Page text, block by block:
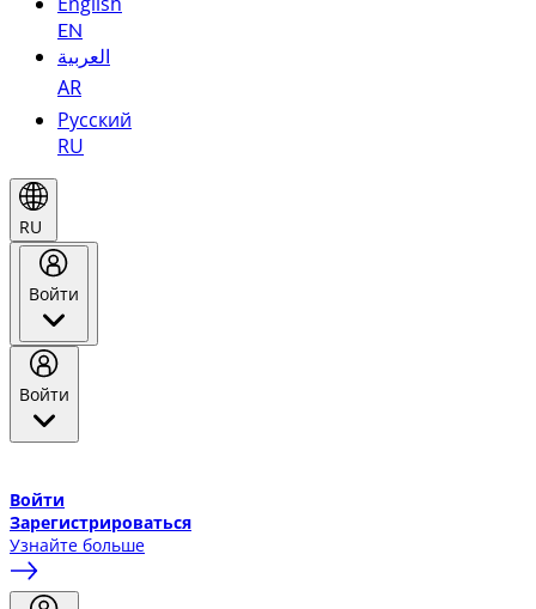
EN
العربية
AR
Русский
RU
RU
Войти
Войти
Войти
Зарегистрироваться
Узнайте больше